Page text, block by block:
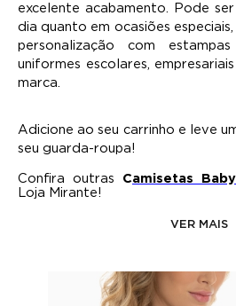
excelente acabamento. Pode
dia quanto em ocasiões
personalização com
uniformes escolares,
marca.
Adicione ao seu carrinho e leve
seu guarda-roupa!
Confira outras Camisetas
Loja Mirante!
VER MAIS